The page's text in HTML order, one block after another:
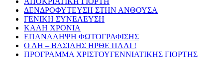
ΔΕΝΔΡΟΦΥΤΕΥΣΗ ΣΤΗΝ ΑΝΘΟΥΣΑ
ΓΕΝΙΚΗ ΣΥΝΕΛΕΥΣΗ
ΚΑΛΗ ΧΡΟΝΙΑ
ΕΠΑΝΑΛΗΨΗ ΦΩΤΟΓΡΑΦΙΣΗΣ
Ο ΑΗ – ΒΑΣΙΛΗΣ ΗΡΘΕ ΠΑΛΙ !
ΠΡΟΓΡΑΜΜΑ ΧΡΙΣΤΟΥΓΕΝΝΙΑΤΙΚΗΣ ΓΙΟΡΤΗΣ